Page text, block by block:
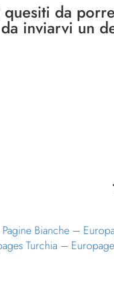
quesiti da
inviarvi un
Pagine Bianche –
Turchia –